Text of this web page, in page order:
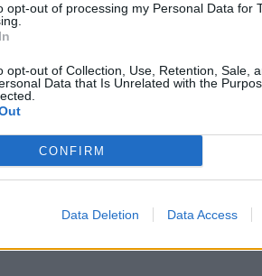
opt-out of processing my Personal Data for
opt-out of Collection, Use, Retention, Sale,
Data that Is Unrelated with the
CONFIRM
Data Deletion Data Access
un col roulé, vous attirerez
ne se soucient pas beaucoup de la
vous qu'ils n'ont généralement
un salon de coiffure exclusivement